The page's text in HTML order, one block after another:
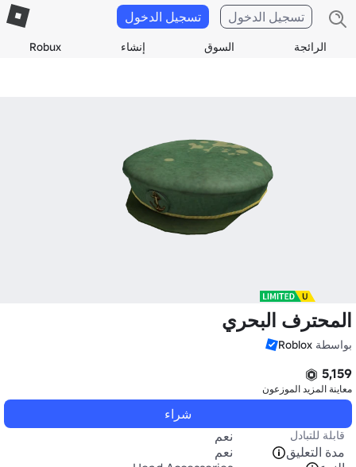
الرائجة السوق إنشاء Robux
تسجيل الدخول تسجيل الدخول
المحترف البحري
بواسطة Roblox
5,159
معاينة المزيد الموزعون
شراء
قابلة للتبادل
نعم
مدة التعليق
نعم